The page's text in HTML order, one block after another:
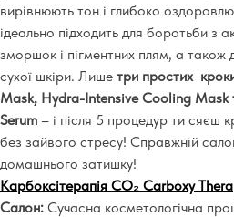
вирівнюють тон і глибоко
ідеально підходить для боротьби з
зморшок і пігментних плям, а також
сухої шкіри. Лише три простих
Mask, Hydra-Intensive Cooling
Serum – і після 5 процедур ти сяєш
без зайвого стресу! Справжній
домашнього затишку!
Карбоксітерапія CO₂ Carboxy
Салон: Сучасна косметологічна